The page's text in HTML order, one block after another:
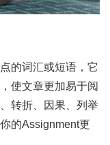
的词汇或短语，它
使文章更加易于阅
转折、因果、列举
的Assignment更